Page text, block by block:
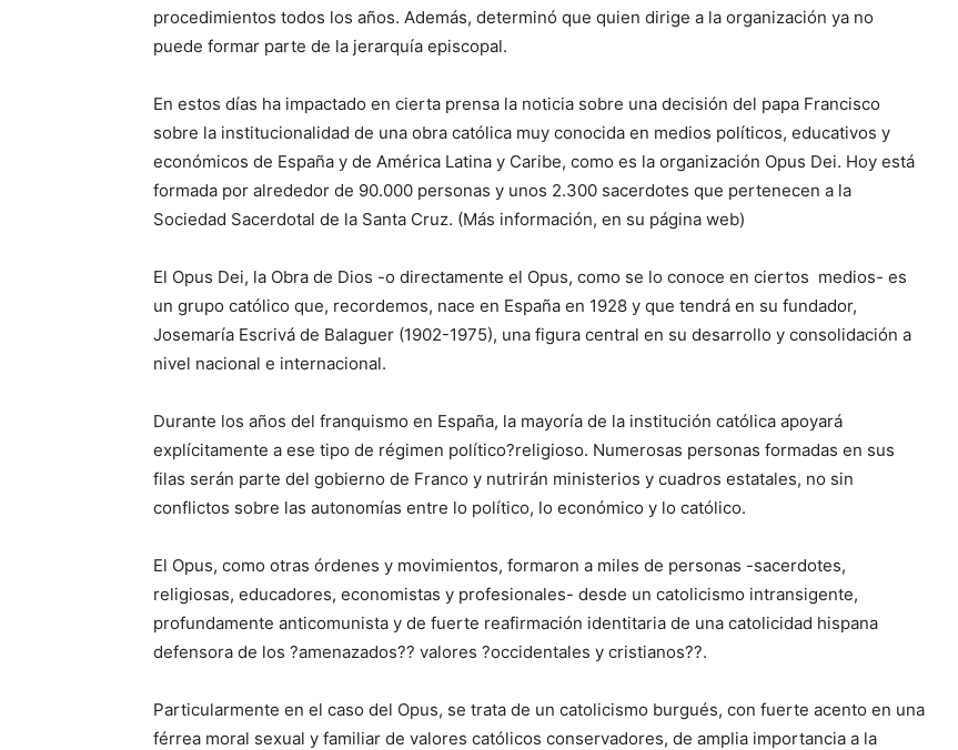
procedimientos todos los años. Además, determinó que quien dirige a la organización ya no
puede formar parte de la jerarquía episcopal.
En estos días ha impactado en cierta prensa la noticia sobre una decisión del papa Francisco
sobre la institucionalidad de una obra católica muy conocida en medios políticos, educativos y
económicos de España y de América Latina y Caribe, como es la organización Opus Dei. Hoy está
formada por alrededor de 90.000 personas y unos 2.300 sacerdotes que pertenecen a la
Sociedad Sacerdotal de la Santa Cruz. (Más información, en su página web)
El Opus Dei, la Obra de Dios -o directamente el Opus, como se lo conoce en ciertos medios- es
un grupo católico que, recordemos, nace en España en 1928 y que tendrá en su fundador,
Josemaría Escrivá de Balaguer (1902-1975), una figura central en su desarrollo y consolidación a
nivel nacional e internacional.
Durante los años del franquismo en España, la mayoría de la institución católica apoyará
explícitamente a ese tipo de régimen político?religioso. Numerosas personas formadas en sus
filas serán parte del gobierno de Franco y nutrirán ministerios y cuadros estatales, no sin
conflictos sobre las autonomías entre lo político, lo económico y lo católico.
El Opus, como otras órdenes y movimientos, formaron a miles de personas -sacerdotes,
religiosas, educadores, economistas y profesionales- desde un catolicismo intransigente,
profundamente anticomunista y de fuerte reafirmación identitaria de una catolicidad hispana
defensora de los ?amenazados?? valores ?occidentales y cristianos??.
Particularmente en el caso del Opus, se trata de un catolicismo burgués, con fuerte acento en una
férrea moral sexual y familiar de valores católicos conservadores, de amplia importancia a la